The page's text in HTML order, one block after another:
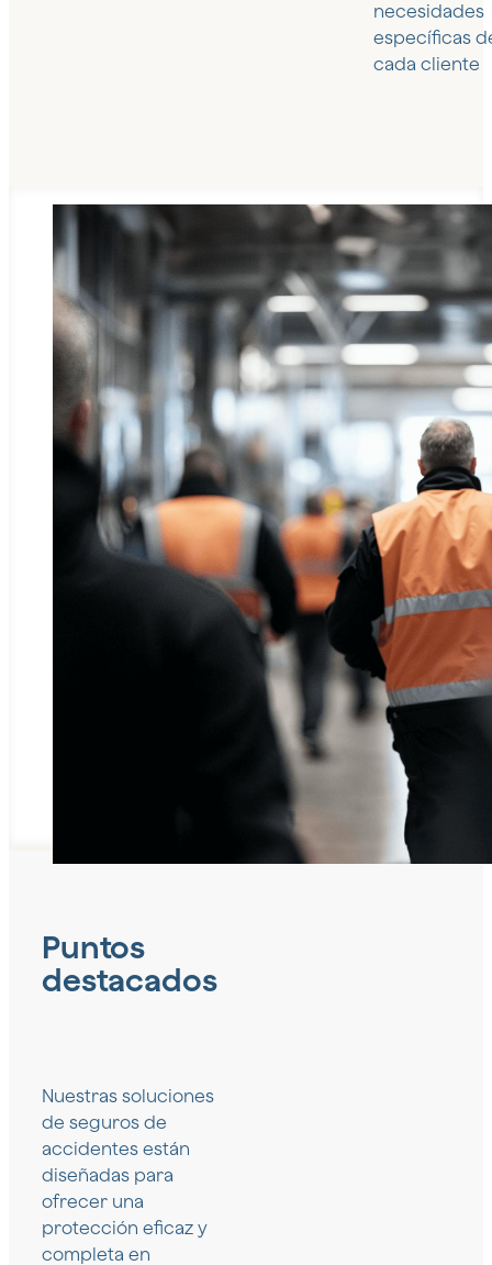
necesidades
específicas
cada cliente
Puntos
destacados
Nuestras soluciones
de seguros de
accidentes están
diseñadas para
ofrecer una
protección eficaz y
completa en